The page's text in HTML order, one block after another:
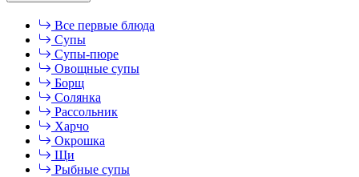
Все первые блюда
Супы
Супы-пюре
Овощные супы
Борщ
Солянка
Рассольник
Харчо
Окрошка
Щи
Рыбные супы